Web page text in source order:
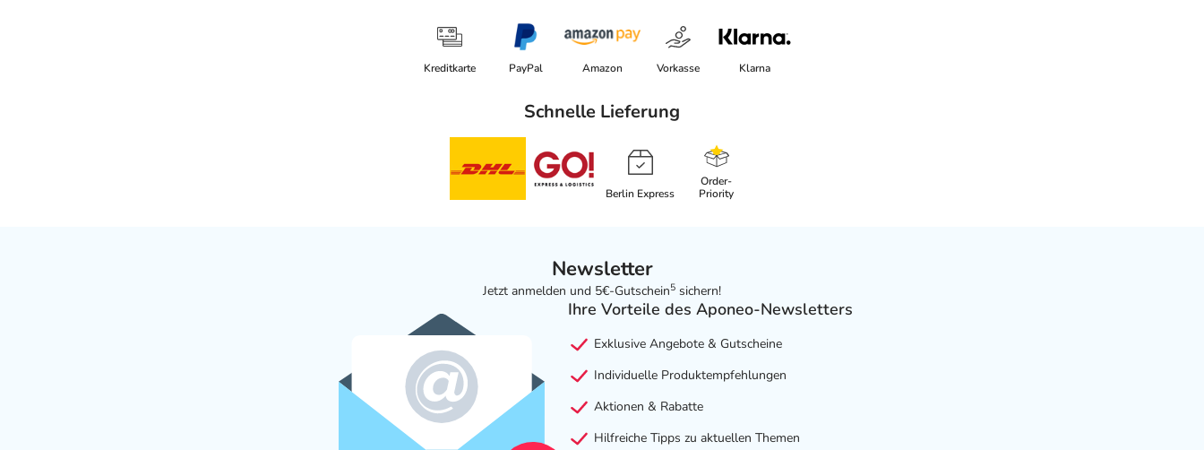
Kreditkarte PayPal Amazon Vorkasse Klarna
Schnelle Lieferung
Berlin Express
Order-
Priority
Newsletter
Jetzt anmelden und 5€-Gutschein5 sichern!
Ihre Vorteile des Aponeo-Newsletters
Exklusive Angebote & Gutscheine
Individuelle Produktempfehlungen
Aktionen & Rabatte
Hilfreiche Tipps zu aktuellen Themen